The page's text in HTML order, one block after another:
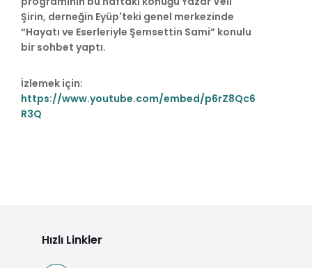
Şirin, derneğin Eyüp'teki genel merkezinde
“Hayatı ve Eserleriyle Şemsettin Sami” konulu
bir sohbet yaptı.
İzlemek için:
https://www.youtube.com/embed/p6rZ8Qc6
R3Q
Hızlı Linkler